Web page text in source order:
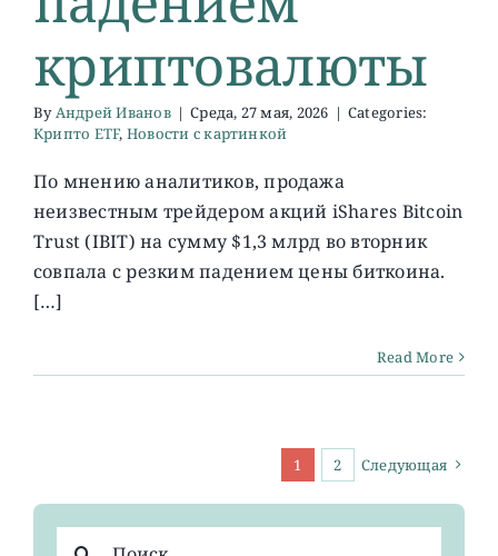
криптовалюты
ByАндрей Иванов | Среда, 27 мая, 2026 | Categories:
Крипто ETF, Новости с картинкой
По мнению аналитиков, продажа
неизвестным трейдером акций iShares Bitcoin
Trust (IBIT) на сумму $1,3 млрд во вторник
совпала с резким падением цены биткоина.
[…]
Read More
1 2 Следующая
Результат